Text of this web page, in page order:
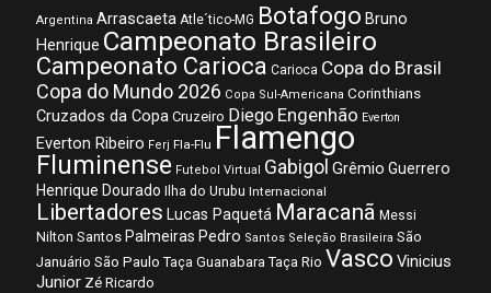
Argentina Arrascaeta Atle´tico-MG Botafogo Bruno
Henrique Campeonato Brasileiro
Campeonato Carioca Carioca Copa do Brasil
Copa do Mundo 2026 Copa Sul-Americana Corinthians
Cruzados da Copa Cruzeiro Diego Engenhão Everton
Everton Ribeiro Ferj Fla-Flu Flamengo
Fluminense Futebol Virtual Gabigol Grêmio Guerrero
Henrique Dourado Ilha do Urubu Internacional
Libertadores Lucas Paquetá Maracanã Messi
Nilton Santos Palmeiras Pedro Santos Seleção Brasileira São
Januário São Paulo Taça Guanabara Taça Rio Vasco Vinicius
Junior Zé Ricardo